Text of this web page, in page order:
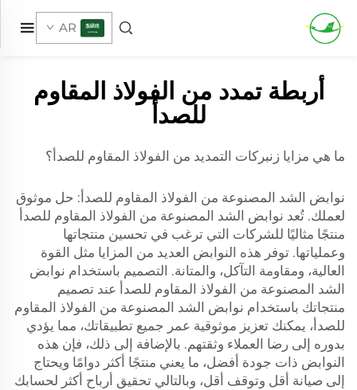
AR
أربطة تمدد من الفولاذ المقاوم
للصدأ
ما هي مزايا زنبركات التمديد من الفولاذ المقاوم للصدأ؟
نوابض الشد المصنوعة من الفولاذ المقاوم للصدأ: حل موثوق
لعملك. تُعد نوابض الشد المصنوعة من الفولاذ المقاوم للصدأ
منتجًا مثاليًا للشركات التي ترغب في تحسين منتجاتها
وعملياتها. توفر هذه النوابض العديد من المزايا مثل القوة
العالية، ومقاومة التآكل، والمتانة. التصميم باستخدام نوابض
الشد المصنوعة من الفولاذ المقاوم للصدأ عند تصميم
منتجاتك باستخدام نوابض الشد المصنوعة من الفولاذ المقاوم
للصدأ، يمكنك تعزيز موثوقية عمر جميع تطبيقاتك، مما يؤدي
بدوره إلى رضا العملاء وثقتهم. بالإضافة إلى ذلك، فإن هذه
النوابض ذات جودة أفضل، ما يعني منتجًا أكثر دوامًا ويحتاج
إلى صيانة أقل وتوقف أقل، وبالتالي تحقيق أرباح أكثر لحسابك